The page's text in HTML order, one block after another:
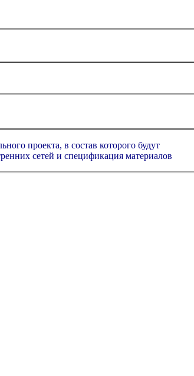
проекта, в состав которого будут
сетей и спецификация материалов